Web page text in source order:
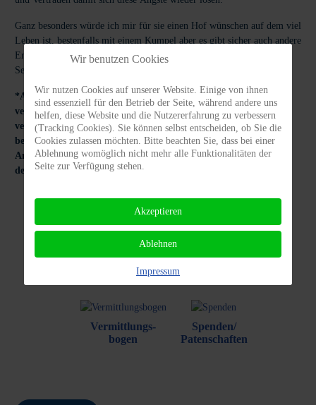
Ganz besonders würde ich mir für sie einen Hof wünschen auf dem viel
Leben ist, bestenfalls mit einem Kumpel aber es gibt sicher auch andere
Entwürfe in denen sie glücklich ist. In jedem Fall ist sie eine treue
Seele die viel Freude und Glückseligkeit bringt.
*Achtung: PRIVATvermittlung! Die Beschreibungen des zu
vermittelnden Hundes wurden von den derzeitigen Haltern
verfasst. Der zu vermittelnde Hund ist uns nicht persönlich
bekannt und wir haften nicht für die Richtigkeit der gemachten
Angaben. Interessieren Sie sich für den Hund, kontaktieren Sie
den derzeitigen Halter bitte direkt.*
Vermittlungs
Vermittlungs-
bogen
Spenden/
Patenschaften
Wir benutzen Cookies
Wir nutzen Cookies auf unserer Website. Einige von ihnen
sind essenziell für den Betrieb der Seite, während andere uns
helfen, diese Website und die Nutzererfahrung zu verbessern
(Tracking Cookies). Sie können selbst entscheiden, ob Sie die
Cookies zulassen möchten. Bitte beachten Sie, dass bei einer
Ablehnung womöglich nicht mehr alle Funktionalitäten der
Seite zur Verfügung stehen.
Akzeptieren
Ablehnen
Impressum